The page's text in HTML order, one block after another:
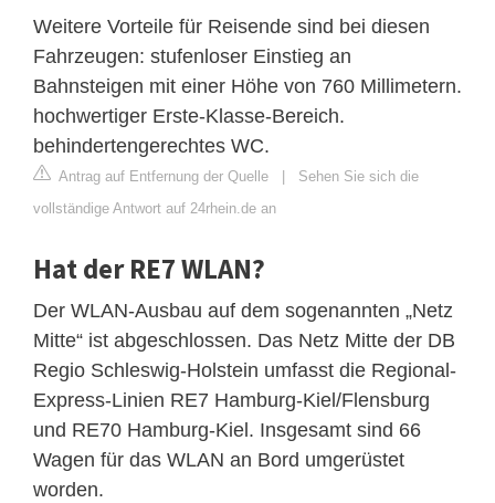
Weitere Vorteile für Reisende sind bei diesen
Fahrzeugen: stufenloser Einstieg an
Bahnsteigen mit einer Höhe von 760 Millimetern.
hochwertiger Erste-Klasse-Bereich.
behindertengerechtes WC.
Antrag auf Entfernung der Quelle | Sehen Sie sich die
vollständige Antwort auf 24rhein.de an
Hat der RE7 WLAN?
Der WLAN-Ausbau auf dem sogenannten „Netz
Mitte“ ist abgeschlossen. Das Netz Mitte der DB
Regio Schleswig-Holstein umfasst die Regional-
Express-Linien RE7 Hamburg-Kiel/Flensburg
und RE70 Hamburg-Kiel. Insgesamt sind 66
Wagen für das WLAN an Bord umgerüstet
worden.